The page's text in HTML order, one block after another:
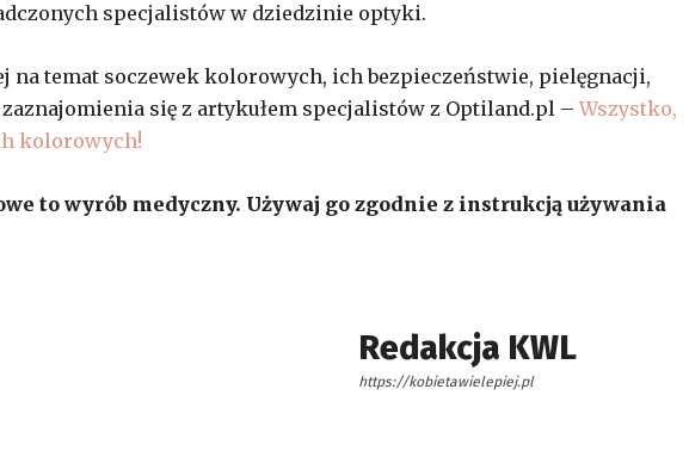
specjalistów w dziedzinie optyki.
na temat soczewek kolorowych, ich bezpieczeństwie, pielęgnacji,
zaznajomienia się z artykułem specjalistów z Optiland.pl –Wszystko,
kolorowych!
to wyrób medyczny. Używaj go zgodnie z instrukcją używania
Redakcja KWL
https://kobietawielepiej.pl